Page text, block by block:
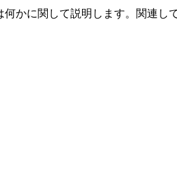
何かに関して説明します。関連し